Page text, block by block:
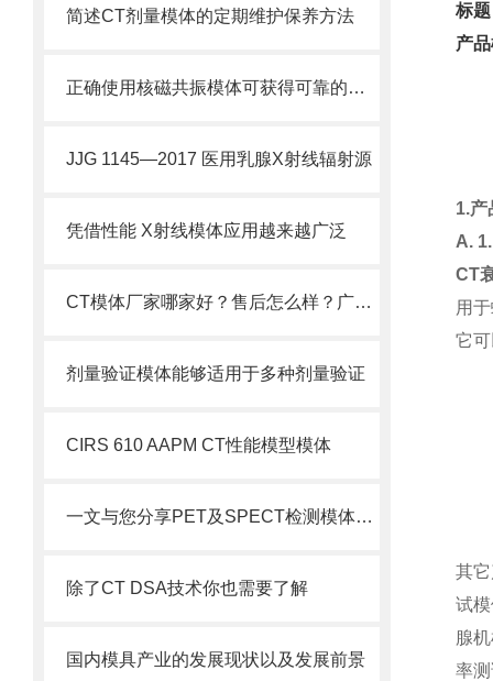
简述CT剂量模体的定期维护保养方法
正确使用核磁共振模体可获得可靠的数据
JJG 1145—2017 医用乳腺X射线辐射源
凭借性能 X射线模体应用越来越广泛
CT模体厂家哪家好？售后怎么样？广东粤森雅为你解答！
剂量验证模体能够适用于多种剂量验证
CIRS 610 AAPM CT性能模型模体
一文与您分享PET及SPECT检测模体的主要应用
除了CT DSA技术你也需要了解
国内模具产业的发展现状以及发展前景
标
产
1.产
A.
CT
用
它
其
试
腺
率